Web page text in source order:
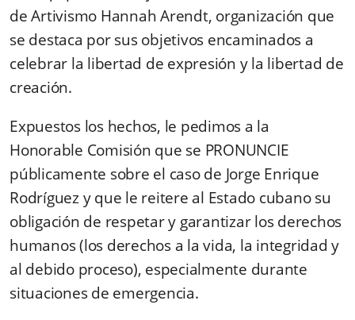
de Artivismo Hannah Arendt, organización que
se destaca por sus objetivos encaminados a
celebrar la libertad de expresión y la libertad de
creación.
Expuestos los hechos, le pedimos a la
Honorable Comisión que se PRONUNCIE
públicamente sobre el caso de Jorge Enrique
Rodríguez y que le reitere al Estado cubano su
obligación de respetar y garantizar los derechos
humanos (los derechos a la vida, la integridad y
al debido proceso), especialmente durante
situaciones de emergencia.